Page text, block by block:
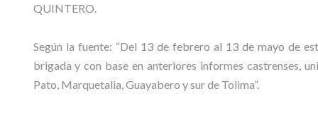
QUINTERO.
Según la fuente: “Del 13 de febrero al 13 de mayo de
brigada y con base en anteriores informes castrenses,
Pato, Marquetalia, Guayabero y sur de Tolima”.